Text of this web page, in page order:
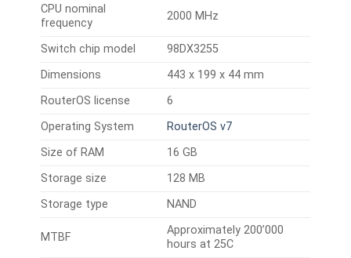
CPU nominal
frequency
2000 MHz
Switch chip model
98DX3255
Dimensions
443 x 199 x 44 mm
RouterOS license
6
Operating System
RouterOS v7
Size of RAM
16 GB
Storage size
128 MB
Storage type
NAND
MTBF
Approximately 200’000
hours at 25C